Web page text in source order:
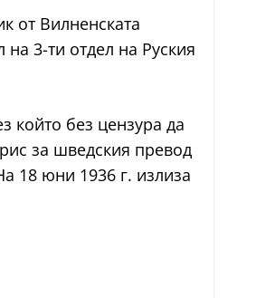
от Вилненската
3-ти отдел на Руския
който без цензура да
за шведския превод
18 юни 1936 г. излиза